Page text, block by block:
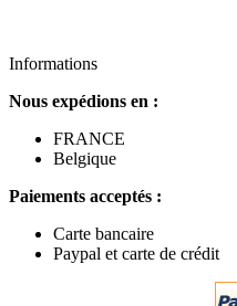
Informations
Nous expédions en :
FRANCE
Belgique
Paiements acceptés :
Carte bancaire
Paypal et carte de crédit